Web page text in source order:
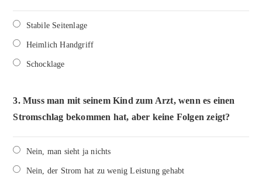
Stabile Seitenlage
Heimlich Handgriff
Schocklage
3.Muss man mit seinem Kind zum Arzt, wenn es einen
Stromschlag bekommen hat, aber keine Folgen zeigt?
Nein, man sieht ja nichts
Nein, der Strom hat zu wenig Leistung gehabt